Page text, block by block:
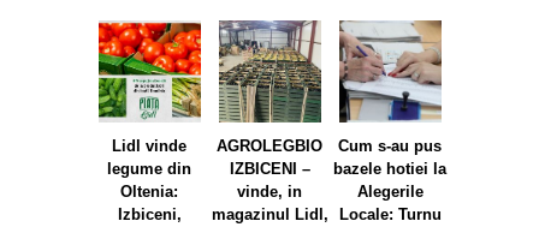
Lidl vinde
legume din
Oltenia:
Izbiceni,
AGROLEGBIO
IZBICENI –
vinde, in
magazinul Lidl,
Cum s-au pus
bazele hotiei la
Alegerile
Locale: Turnu